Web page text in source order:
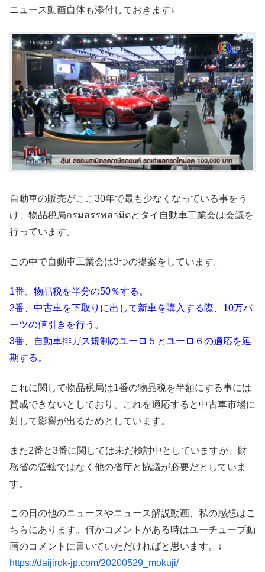
ニュース動画自体も添付しておきます↓
自動車の販売がここ30年で最も少なくなっている事をう
け、物品税局กรมสรรพสามิตとタイ自動車工業会は会議を
行っています。
この中で自動車工業会は3つの提案をしています。
1番、物品税を半分の50％する。
2番、中古車を下取りに出して新車を購入する際、10万バ
ーツの値引きを行う。
3番、自動車排ガス規制のユーロ５とユーロ６の適応を延
期する。
これに関して物品税局は1番の物品税を半額にする事には
賛成できないとしており、これを適応すると中古車市場に
対して影響が出るためとしています。
また2番と3番に関しては未だ検討中としていますが、財
務省の管轄ではなく他の省庁と協議が必要だとしていま
す。
この日の他のニュースやニュース解説動画、私の感想はこ
ちらにあります。何かコメントがある時はユーチューブ動
画のコメントに書いていただければと思います。↓
https://daijirok-jp.com/20200529_mokuji/